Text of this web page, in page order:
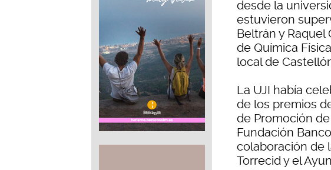
desde la
estuvieron
Beltrán y
de Química
local de
La UJI había
de los premios
de Promoción
Fundación
colaboración de
Torrecid y el